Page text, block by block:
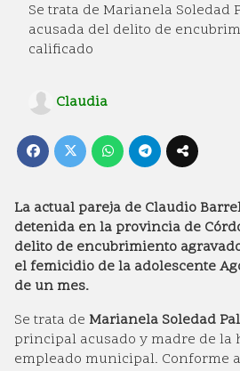
Se trata de Marianela Soledad
acusada del delito de
calificado
Claudia
La actual pareja de Claudio
detenida en la provincia de
delito de encubrimiento
el femicidio de la adolescente
de un mes.
Se trata de Marianela Soledad
principal acusado y madre de la
empleado municipal. Conforme